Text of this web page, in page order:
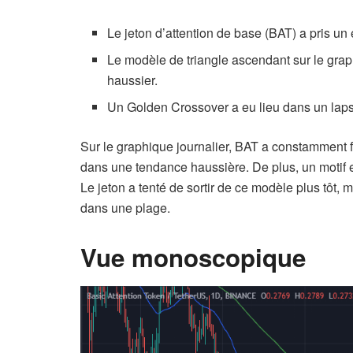
Le jeton d’attention de base (BAT) a pris
Le modèle de triangle ascendant sur le
haussier.
Un Golden Crossover a eu lieu dans un
Sur le graphique journalier, BAT a
dans une tendance haussière. De plus, un
Le jeton a tenté de sortir de ce modèle plus tôt,
dans une plage.
Vue monoscopique